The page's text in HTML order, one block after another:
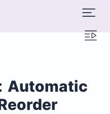
Automatic